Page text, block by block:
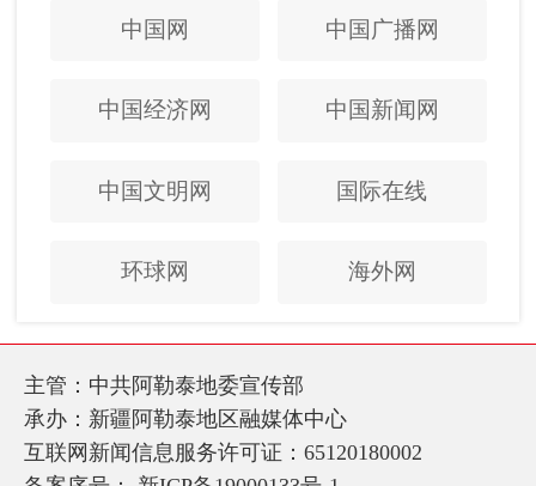
中国网 中国广播网
中国经济网 中国新闻网
中国文明网 国际在线
环球网 海外网
主管：中共阿勒泰地委宣传部
承办：新疆阿勒泰地区融媒体中心
互联网新闻信息服务许可证：65120180002